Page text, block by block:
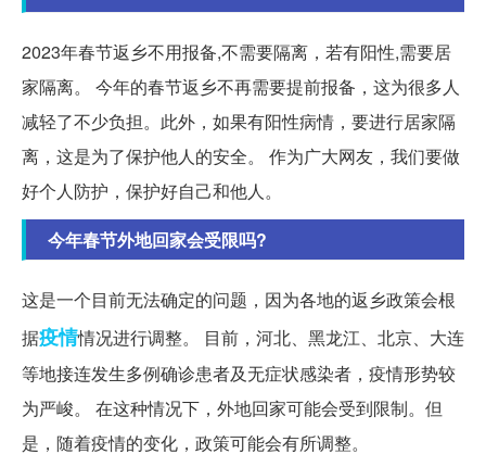
2023年春节返乡不用报备,不需要隔离，若有阳性,需要居
家隔离。 今年的春节返乡不再需要提前报备，这为很多人
减轻了不少负担。此外，如果有阳性病情，要进行居家隔
离，这是为了保护他人的安全。 作为广大网友，我们要做
好个人防护，保护好自己和他人。
今年春节外地回家会受限吗?
这是一个目前无法确定的问题，因为各地的返乡政策会根
据疫情情况进行调整。 目前，河北、黑龙江、北京、大连
等地接连发生多例确诊患者及无症状感染者，疫情形势较
为严峻。 在这种情况下，外地回家可能会受到限制。但
是，随着疫情的变化，政策可能会有所调整。